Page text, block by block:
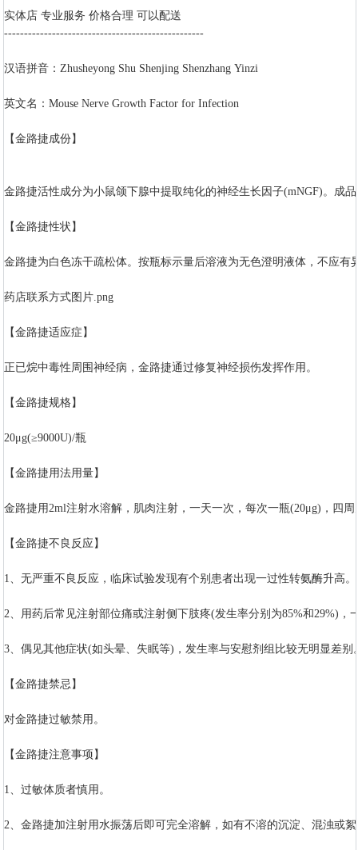
实体店 专业服务 价格合理 可以配送
--------------------------------------------------
汉语拼音：Zhusheyong Shu Shenjing Shenzhang Yinzi
英文名：Mouse Nerve Growth Factor for Infection
【金路捷成份】
金路捷活性成分为小鼠颌下腺中提取纯化的神经生长因子(mNGF)。成
【金路捷性状】
金路捷为白色冻干疏松体。按瓶标示量后溶液为无色澄明液体，不应有
药店联系方式图片.png
【金路捷适应症】
正已烷中毒性周围神经病，金路捷通过修复神经损伤发挥作用。
【金路捷规格】
20μg(≥9000U)/瓶
【金路捷用法用量】
金路捷用2ml注射水溶解，肌肉注射，一天一次，每次一瓶(20μg)，四
【金路捷不良反应】
1、无严重不良反应，临床试验发现有个别患者出现一过性转氨酶升高。
2、用药后常见注射部位痛或注射侧下肢疼(发生率分别为85%和29%)
3、偶见其他症状(如头晕、失眠等)，发生率与安慰剂组比较无明显差别
【金路捷禁忌】
对金路捷过敏禁用。
【金路捷注意事项】
1、过敏体质者慎用。
2、金路捷加注射用水振荡后即可完全溶解，如有不溶的沉淀、混浊或